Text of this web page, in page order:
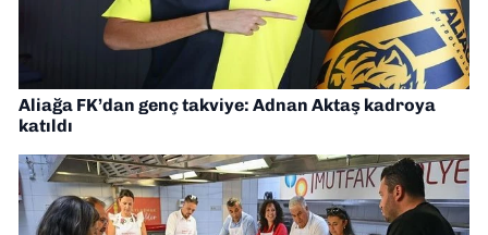
Aliağa FK’dan genç takviye: Adnan Aktaş kadroya
katıldı